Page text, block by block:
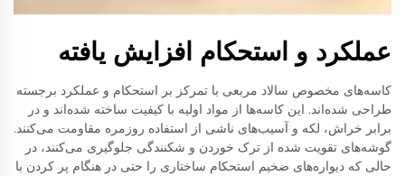
عملکرد و استحکام افزایش یافته
کاسه‌های مخصوص سالاد مربعی با تمرکز بر استحکام و عملکرد برجسته
طراحی شده‌اند. این کاسه‌ها از مواد اولیه با کیفیت ساخته شده‌اند و در
برابر خراش، لکه و آسیب‌های ناشی از استفاده روزمره مقاومت می‌کنند.
گوشه‌های تقویت شده از ترک خوردن و شکنندگی جلوگیری می‌کنند، در
حالی که دیواره‌های ضخیم استحکام ساختاری را حتی در هنگام پر کردن با